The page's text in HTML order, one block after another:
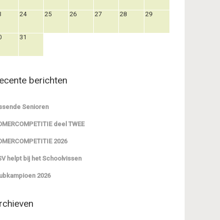
24 25 26 27 28 29
31
berichten
Senioren
deel TWEE
2026
helpt bij het Schoolvissen
2026